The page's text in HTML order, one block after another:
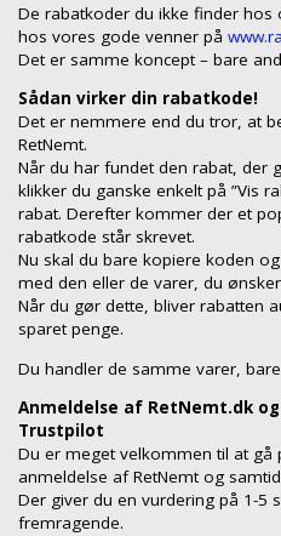
De rabatkoder du ikke finder hos
hos vores gode venner på
Det er samme koncept – bare
Sådan virker din rabatkode!
Det er nemmere end du tror, at
RetNemt.
Når du har fundet den rabat, der
klikker du ganske enkelt på ”Vis
rabat. Derefter kommer der et
rabatkode står skrevet.
Nu skal du bare kopiere koden
med den eller de varer, du
Når du gør dette, bliver rabatten
sparet penge.
Du handler de samme varer,
Anmeldelse af RetNemt.dk
Trustpilot
Du er meget velkommen til at gå
anmeldelse af RetNemt og
Der giver du en vurdering på 1-5
fremragende.